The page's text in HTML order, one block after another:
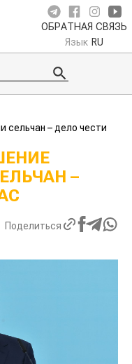
ОБРАТНАЯ СВЯЗЬ
Язык RU
сельчан – дело чести
–
Поделиться